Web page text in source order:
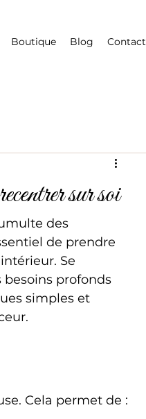
Boutique Blog Contact
sur soi
des
de prendre
Se
besoins profonds
simples et
Cela permet de :